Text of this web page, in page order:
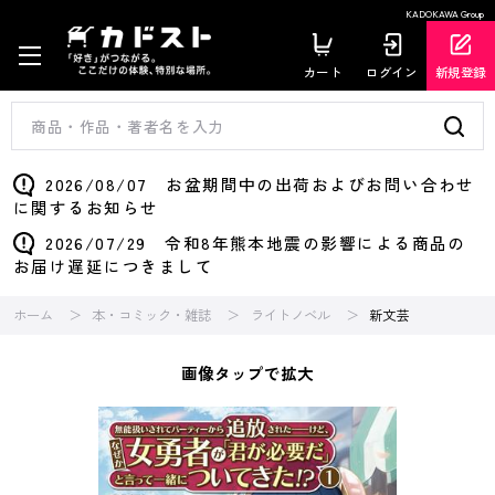
KADOKAWA Group
カート ログイン 新規登録
2026/08/07 お盆期間中の出荷およびお問い合わせ
に関するお知らせ
2026/07/29 令和8年熊本地震の影響による商品の
お届け遅延につきまして
ホーム 本・コミック・雑誌 ライトノベル 新文芸
画像タップで拡大